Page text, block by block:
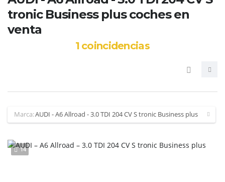
tronic Business plus coches en
venta
1coincidencias
Marca:AUDI - A6 Allroad - 3.0 TDI 204 CV S tronic Business plus
14